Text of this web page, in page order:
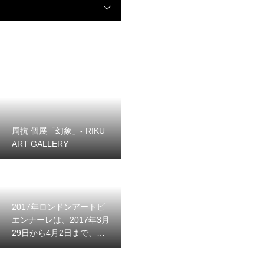
周抗 個展「幻象」- RIKU
ART GALLERY
2017年ロンドンアートビ
エンナーレは、2017年3月
29日から4月2日まで、イ